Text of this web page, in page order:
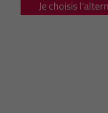
Je choisis